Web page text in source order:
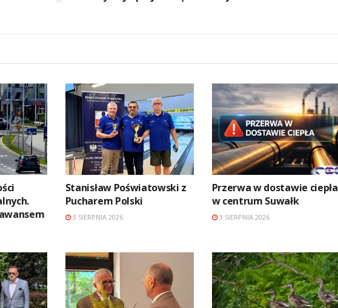
Stanisław Poświatowski z
Pucharem Polski
3 SIERPNIA 2026
Przerwa w dostawie ciepła
w centrum Suwałk
3 SIERPNIA 2026